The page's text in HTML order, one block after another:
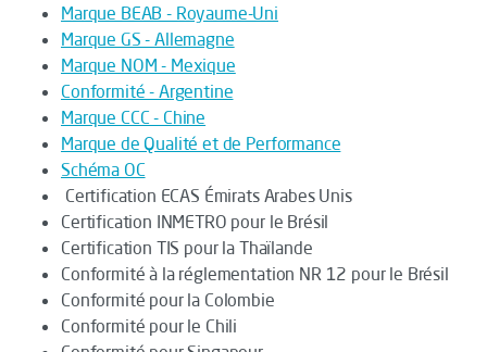
Marque BEAB - Royaume-Uni
Marque GS - Allemagne
Marque NOM - Mexique
Conformité - Argentine
Marque CCC - Chine
Marque de Qualité et de Performance
Schéma OC
Certification ECAS Émirats Arabes Unis
Certification INMETRO pour le Brésil
Certification TIS pour la Thaïlande
Conformité à la réglementation NR 12 pour le Brésil
Conformité pour la Colombie
Conformité pour le Chili